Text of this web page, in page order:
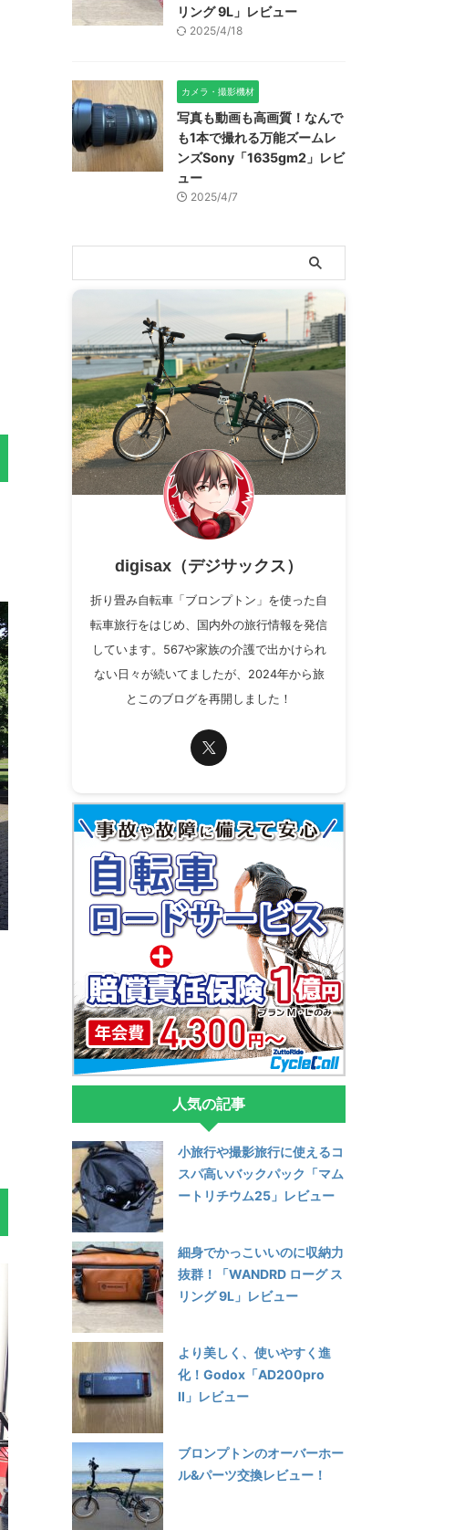
リング 9L」レビュー
2025/4/18
カメラ・撮影機材
写真も動画も高画質！なんで
も1本で撮れる万能ズームレ
ンズSony「1635gm2」レビ
ュー
2025/4/7
digisax（デジサックス）
折り畳み自転車「ブロンプトン」を使った自
転車旅行をはじめ、国内外の旅行情報を発信
しています。567や家族の介護で出かけられ
ない日々が続いてましたが、2024年から旅
とこのブログを再開しました！
人気の記事
小旅行や撮影旅行に使えるコ
スパ高いバックパック「マム
ートリチウム25」レビュー
細身でかっこいいのに収納力
抜群！「WANDRD ローグ ス
リング 9L」レビュー
より美しく、使いやすく進
化！Godox「AD200pro
Ⅱ」レビュー
ブロンプトンのオーバーホー
ル&パーツ交換レビュー！